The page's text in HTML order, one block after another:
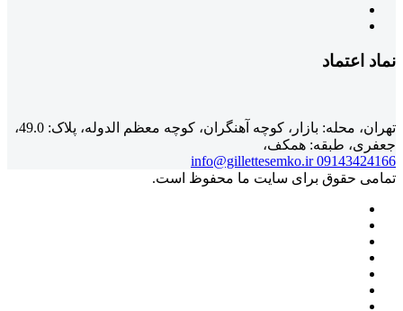
نماد اعتماد
تهران، محله: بازار، کوچه آهنگران، کوچه معظم الدوله، پلاک: 49.0،
جعفری، طبقه: همکف،
09143424166
info@gillettesemko.ir
تمامی حقوق برای سایت ما محفوظ است.